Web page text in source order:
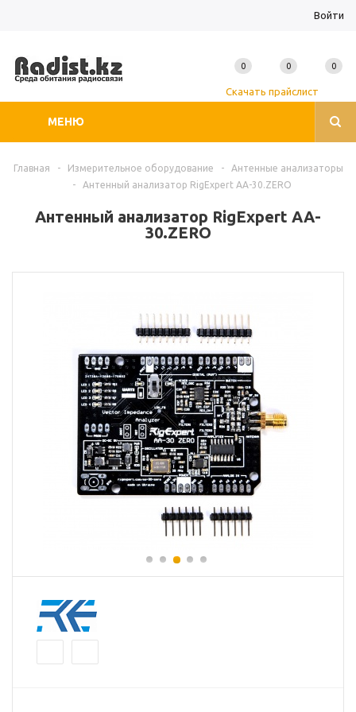
Войти
МЕНЮ
Скачать прайслист
0 0 0
Главная - Измерительное оборудование -
Антенные анализаторы
-
Антенный анализатор RigExpert AA-30.ZERO
Антенный анализатор RigExpert AA-
30.ZERO